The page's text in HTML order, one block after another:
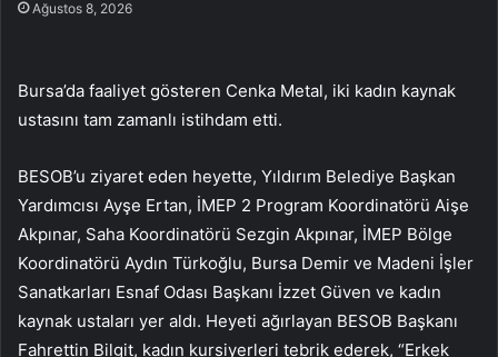
Ağustos 8, 2026
Bursa’da faaliyet gösteren Cenka Metal, iki kadın kaynak
ustasını tam zamanlı istihdam etti.
BESOB’u ziyaret eden heyette, Yıldırım Belediye Başkan
Yardımcısı Ayşe Ertan, İMEP 2 Program Koordinatörü Aişe
Akpınar, Saha Koordinatörü Sezgin Akpınar, İMEP Bölge
Koordinatörü Aydın Türkoğlu, Bursa Demir ve Madeni İşler
Sanatkarları Esnaf Odası Başkanı İzzet Güven ve kadın
kaynak ustaları yer aldı. Heyeti ağırlayan BESOB Başkanı
Fahrettin Bilgit, kadın kursiyerleri tebrik ederek, “Erkek